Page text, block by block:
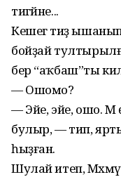
тигәйне...
Кешегә тиҙ
бойҙай
бер “аҡбаш”ты
— Ошомо?
— Эйе, эйе, ошо. Мә
булыр, — тип,
һыҙған.
Шулай итеп,